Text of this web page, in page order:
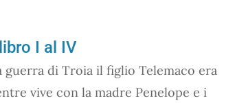
I al IV
di Troia il figlio Telemaco era
vive con la madre Penelope e i